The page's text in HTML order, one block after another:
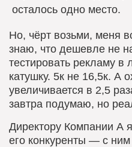
осталось одно место.
Но, чёрт возьми, меня
знаю, что дешевле не
тестировать рекламу
катушку. 5к не 16,5к. А
увеличивается в 2,5
завтра подумаю, но
Директору Компании А
его конкуренты — с